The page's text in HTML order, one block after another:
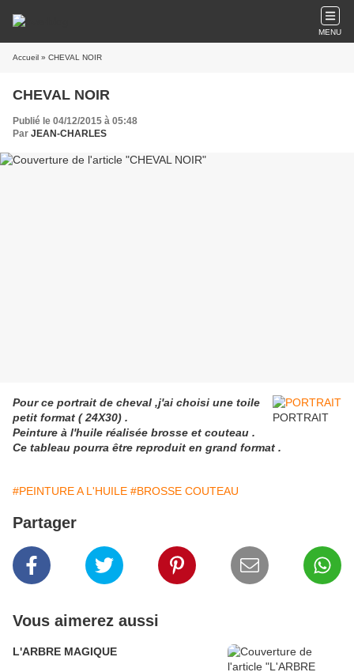
MENU
Accueil » CHEVAL NOIR
CHEVAL NOIR
Publié le 04/12/2015 à 05:48
Par JEAN-CHARLES
PORTRAIT
Pour ce portrait de cheval ,j'ai choisi une toile
petit format ( 24X30) .
Peinture à l'huile réalisée brosse et couteau .
Ce tableau pourra être reproduit en grand format .
#PEINTURE A L'HUILE #BROSSE COUTEAU
Partager
Vous aimerez aussi
L'ARBRE MAGIQUE